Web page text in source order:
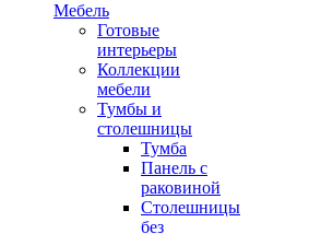
Мебель
Готовые
интерьеры
Коллекции
мебели
Тумбы и
столешницы
Тумба
Панель с
раковиной
Столешницы
без